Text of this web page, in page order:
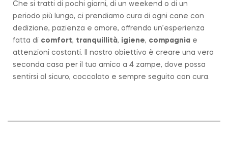
Che si tratti di pochi giorni, di un weekend o di un
periodo più lungo, ci prendiamo cura di ogni cane con
dedizione, pazienza e amore, offrendo un’esperienza
fatta di comfort, tranquillità, igiene, compagnia e
attenzioni costanti. Il nostro obiettivo è creare una vera
seconda casa per il tuo amico a 4 zampe, dove possa
sentirsi al sicuro, coccolato e sempre seguito con cura.